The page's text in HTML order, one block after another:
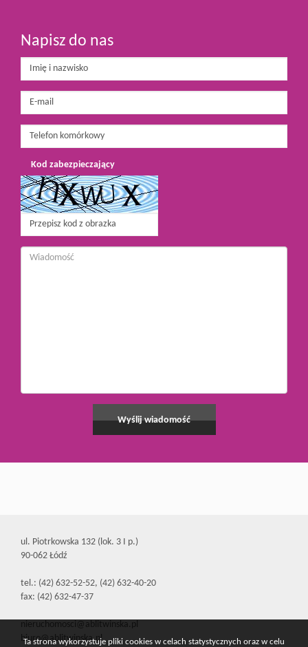
Napisz do nas
Kod zabezpieczający
ul. Piotrkowska 132 (lok. 3 I p.)
90-062 Łódź
tel.: (42) 632-52-52, (42) 632-40-20
fax: (42) 632-47-37
nieruchomosci@ablitwinska.pl
biuro@ablitwinska.pl
Ta strona wykorzystuje pliki cookies w celach statystycznych oraz w celu